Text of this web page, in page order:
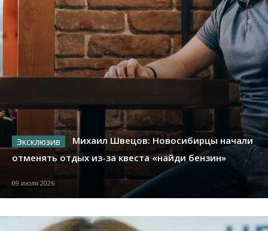
Михаил Швецов: Новосибирцы начали
отменять отдых из-за квеста «найди бензин»
09 июля 2026